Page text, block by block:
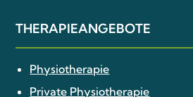
THERAPIE­ANGEBOTE
Physiotherapie
Private Physiotherapie